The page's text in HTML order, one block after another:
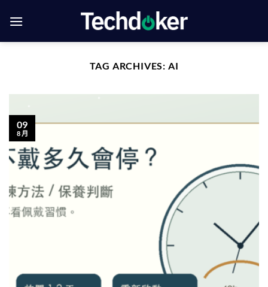
TAG ARCHIVES: AI
09
8 月